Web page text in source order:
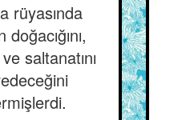
rüyasında
doğacığını,
saltanatını